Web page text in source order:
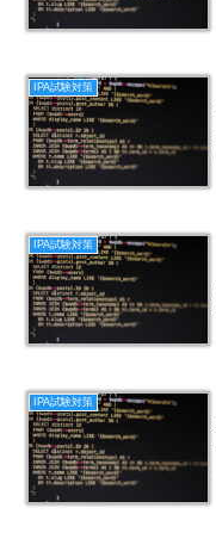
IPA試験対策
IPA試験対策
IPA試験対策